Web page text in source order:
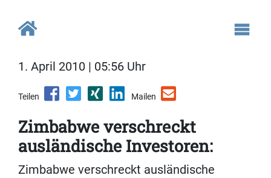
1. April 2010 | 05:56 Uhr
Teilen Mailen
Zimbabwe verschreckt
ausländische Investoren:
Zimbabwe verschreckt ausländische